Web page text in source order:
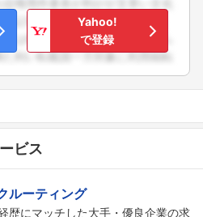
Yahoo!
で登録
ビス
ルーティング
歴にマッチした大手・優良企業の求